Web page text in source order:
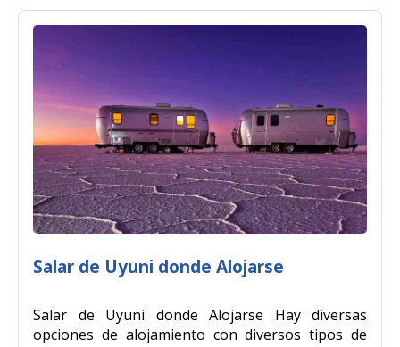
Salar de Uyuni donde Alojarse
Salar de Uyuni donde Alojarse Hay diversas
opciones de alojamiento con diversos tipos de